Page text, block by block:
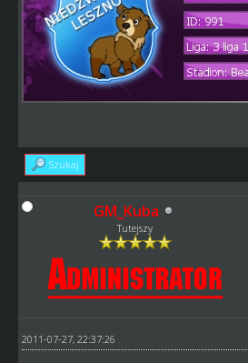
Szukaj
GM_Kuba
Tutejszy
2011-07-27, 22:37:26